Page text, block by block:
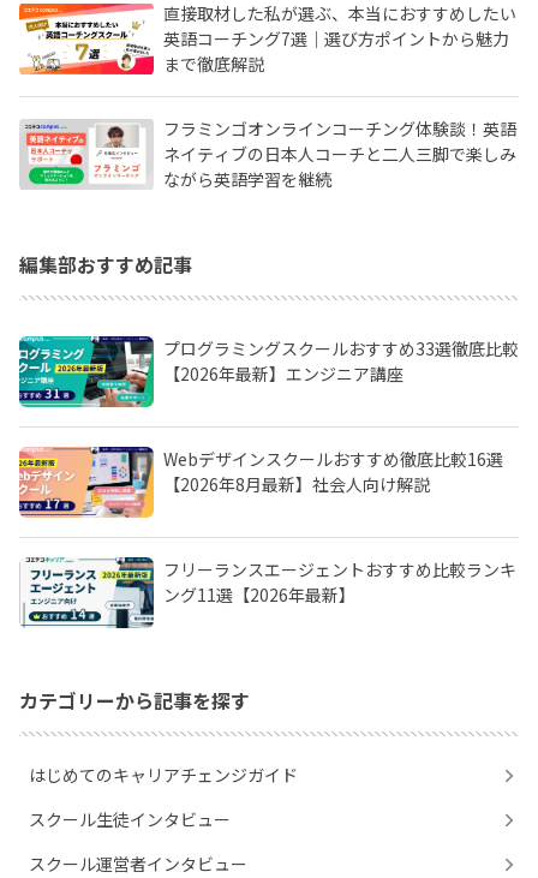
直接取材した私が選ぶ、本当におすすめしたい
英語コーチング7選｜選び方ポイントから魅力
まで徹底解説
フラミンゴオンラインコーチング体験談！英語
ネイティブの日本人コーチと二人三脚で楽しみ
ながら英語学習を継続
編集部おすすめ記事
プログラミングスクールおすすめ33選徹底比較
【2026年最新】エンジニア講座
Webデザインスクールおすすめ徹底比較16選
【2026年8月最新】社会人向け解説
フリーランスエージェントおすすめ比較ランキ
ング11選【2026年最新】
カテゴリーから記事を探す
はじめてのキャリアチェンジガイド
スクール生徒インタビュー
スクール運営者インタビュー